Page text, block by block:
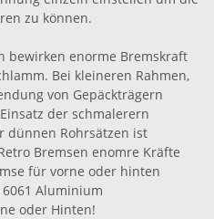
zu können.
bewirken enorme Bremskraft
Bei kleineren Rahmen,
von Gepäckträgern
der schmalerern
dünnen Rohrsätzen ist
Bremsen enomre Kräfte
für vorne oder hinten
6061 Aluminium
oder Hinten!